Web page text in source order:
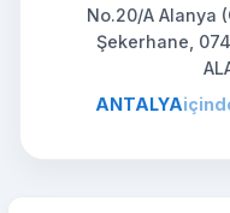
No.20/A Alanya
Şekerhane,
ANTALYA